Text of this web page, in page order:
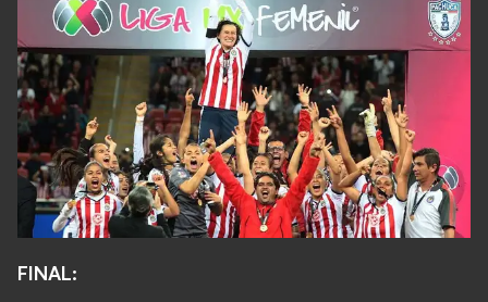
FINAL: